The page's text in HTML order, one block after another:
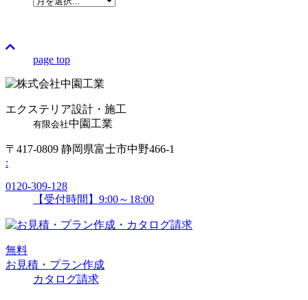
page top
エクステリア設計・施工
有限会社中園工業
〒417-0809 静岡県富士市中野466-1
:
0120-309-128
【受付時間】9:00～18:00
無料
お見積・プラン作成
カタログ請求